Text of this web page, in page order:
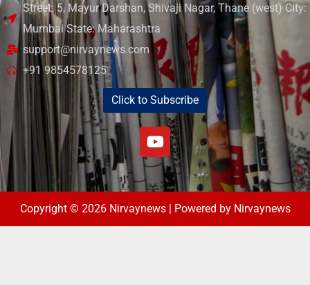
Street: 5, Mayur Darshan, Shivaji Nagar, Thane (west) City:
Mumbai State: Maharashtra
support@nirvaynews.com
+91 9854578125
Click to Subscribe
Copyright © 2026 Nirvaynews | Powered by Nirvaynews